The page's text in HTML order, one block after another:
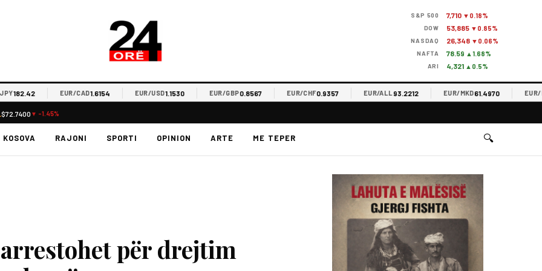
S&P 500 7,710 ▼0.18%
DOW 53,885 ▼0.85%
NASDAQ 26,348 ▼0.06%
NAFTA 78.59 ▲1.68%
ARI 4,321 ▲0.5%
EUR/CAD1.6154 EUR/USD1.1530 EUR/GBP0.8567 EUR/CHF0.9357 EUR/ALL93.2212 EUR/MKD61.4970 EUR/RSD
$72.7400 ▼ -1.45%
KOSOVA RAJONI SPORTI OPINION ARTE ME TEPER 🔍
për drejtim